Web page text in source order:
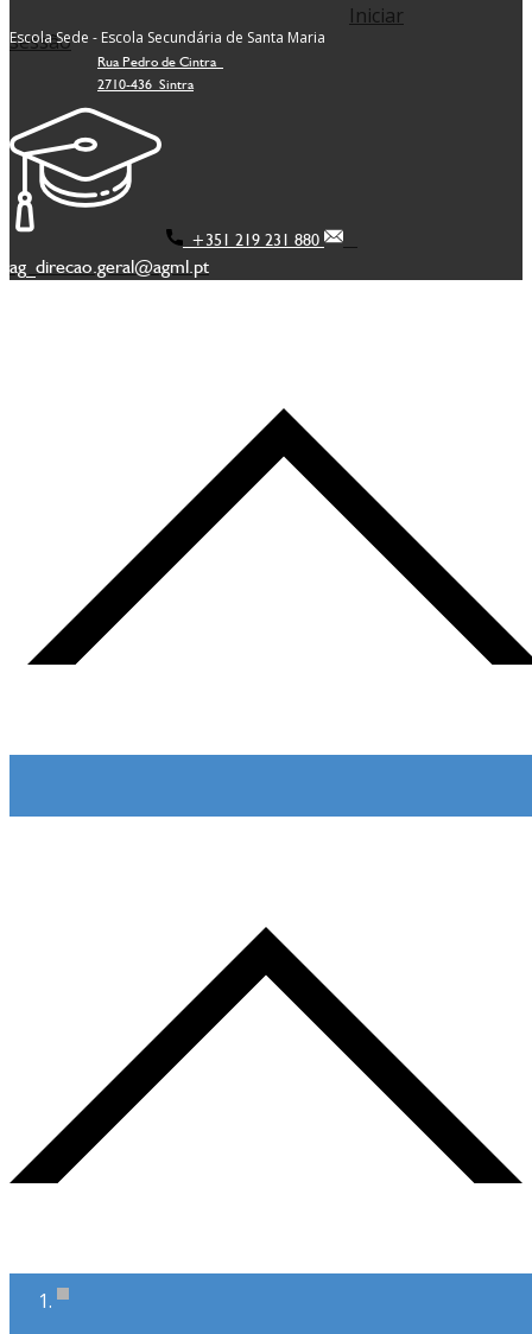
Iniciar
sessão
Escola Sede - Escola Secundária de Santa Maria
Rua Pedro de Cintra
2710-436 Sintra
+351 219 231 880
ag_direcao.geral@agml.pt